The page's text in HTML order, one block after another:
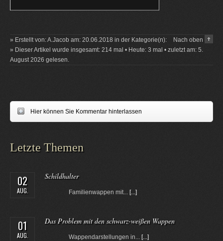
Nach oben
» Erstellt von: A.Jacob am: 20.06.2018 in der Kategorie(n):
» Dieser Artikel wurde insgesamt: 214 mal • Heute: 3 mal • zuletzt am: 5.
August 2026 gelesen.
Hier können Sie Kommentar hinterlassen
Letzte Themen
02
AUG.
Schildhalter
Familienwappen mit... [...]
01
AUG.
Das Problem mit den schwarz-weißen Wappen
Wappendarstellungen in... [...]